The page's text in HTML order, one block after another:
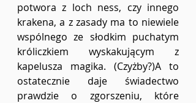
potwora z loch ness, czy innego
krakena, a z zasady ma to niewiele
wspólnego ze słodkim puchatym
króliczkiem wyskakującym z
kapelusza magika. (Czyżby?)A to
ostatecznie daje świadectwo
prawdzie o zgorszeniu, które